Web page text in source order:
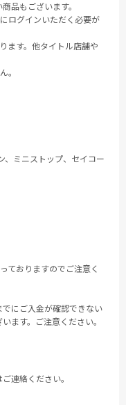
品もございます。
ログインいただく必要が
ます。他タイトル店舗や
。
、ミニストップ、セイコー
ておりますのでご注意く
にご入金が確認できない
ます。ご注意ください。
連絡ください。